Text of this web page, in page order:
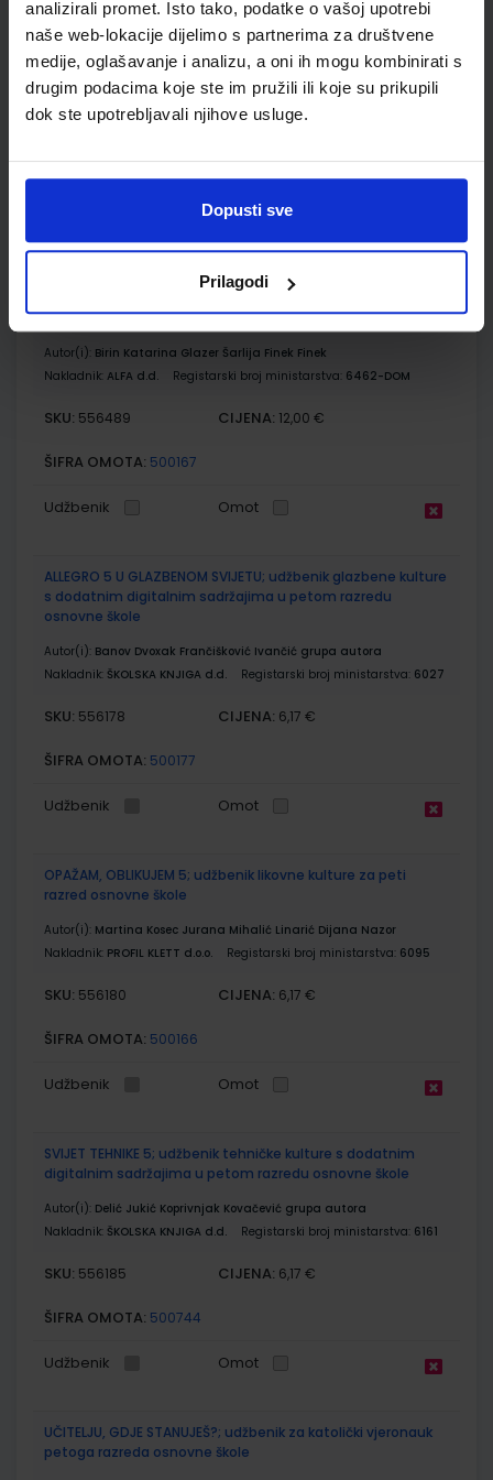
analizirali promet. Isto tako, podatke o vašoj upotrebi
naše web-lokacije dijelimo s partnerima za društvene
medije, oglašavanje i analizu, a oni ih mogu kombinirati s
drugim podacima koje ste im pružili ili koje su prikupili
dok ste upotrebljavali njihove usluge.
Dopusti sve
Prilagodi
POVIJEST 5; udžbenik iz povijesti za peti razred osnovne
škole
Autor(i):
Birin Glazer Šarlija A.Finek D.Finek
Nakladnik:ALFA d.d. Registarski broj ministarstva:6462
ŠIFRA OMOTA:500179
osnovne škole
Autor(i): Birin Katarina Glazer Šarlija Finek Finek
Nakladnik: ALFA d.d. Registarski broj ministarstva: 6462-DOM
SKU: 556489 CIJENA: 12,00 €
ŠIFRA OMOTA: 500167
Udžbenik Omot
ALLEGRO 5 U GLAZBENOM SVIJETU; udžbenik glazbene kulture
s dodatnim digitalnim sadržajima u petom razredu
osnovne škole
Autor(i): Banov Dvoxak Frančišković Ivančić grupa autora
Nakladnik: ŠKOLSKA KNJIGA d.d. Registarski broj ministarstva: 6027
SKU: 556178 CIJENA: 6,17 €
ŠIFRA OMOTA: 500177
Udžbenik Omot
OPAŽAM, OBLIKUJEM 5; udžbenik likovne kulture za peti
razred osnovne škole
Autor(i): Martina Kosec Jurana Mihalić Linarić Dijana Nazor
Nakladnik: PROFIL KLETT d.o.o. Registarski broj ministarstva: 6095
SKU: 556180 CIJENA: 6,17 €
ŠIFRA OMOTA: 500166
Udžbenik Omot
SVIJET TEHNIKE 5; udžbenik tehničke kulture s dodatnim
digitalnim sadržajima u petom razredu osnovne škole
Autor(i): Delić Jukić Koprivnjak Kovačević grupa autora
Nakladnik: ŠKOLSKA KNJIGA d.d. Registarski broj ministarstva: 6161
SKU: 556185 CIJENA: 6,17 €
ŠIFRA OMOTA: 500744
Udžbenik Omot
UČITELJU, GDJE STANUJEŠ?; udžbenik za katolički vjeronauk
petoga razreda osnovne škole